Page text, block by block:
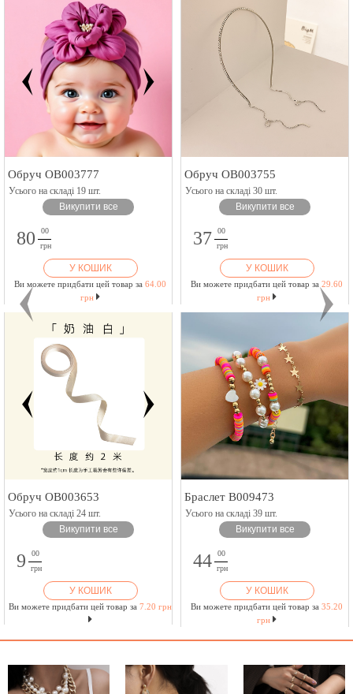
Обруч OB003777
Усього на складі 19 шт.
Викупити все
80
00
грн
У КОШИК
Ви можете придбати цей товар за 64.00
грн
Обруч OB003755
Усього на складі 30 шт.
Викупити все
37
00
грн
У КОШИК
Ви можете придбати цей товар за 29.60
грн
Обруч OB003653
Усього на складі 24 шт.
Викупити все
9
00
грн
У КОШИК
Ви можете придбати цей товар за 7.20 грн
Браслет B009473
Усього на складі 39 шт.
Викупити все
44
00
грн
У КОШИК
Ви можете придбати цей товар за 35.20
грн